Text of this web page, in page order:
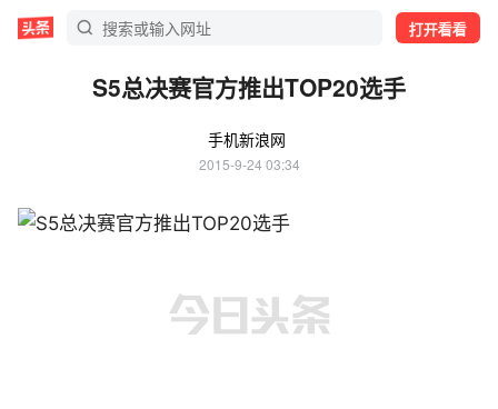
打开看看
S5总决赛官方推出TOP20选手
手机新浪网
2015-9-24 03:34